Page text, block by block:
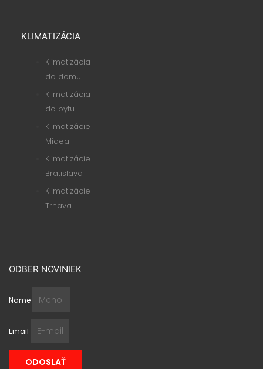
KLIMATIZÁCIA
Klimatizácia
do domu
Klimatizácia
do bytu
Klimatizácie
Midea
Klimatizácie
Bratislava
Klimatizácie
Trnava
ODBER NOVINIEK
Name
Email
ODOSLAŤ